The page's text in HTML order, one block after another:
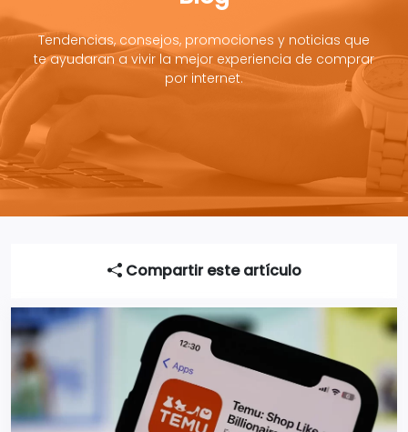
Tendencias, consejos, promociones y noticias que
te ayudaran a vivir la mejor experiencia de comprar
por internet.
Compartir este artículo